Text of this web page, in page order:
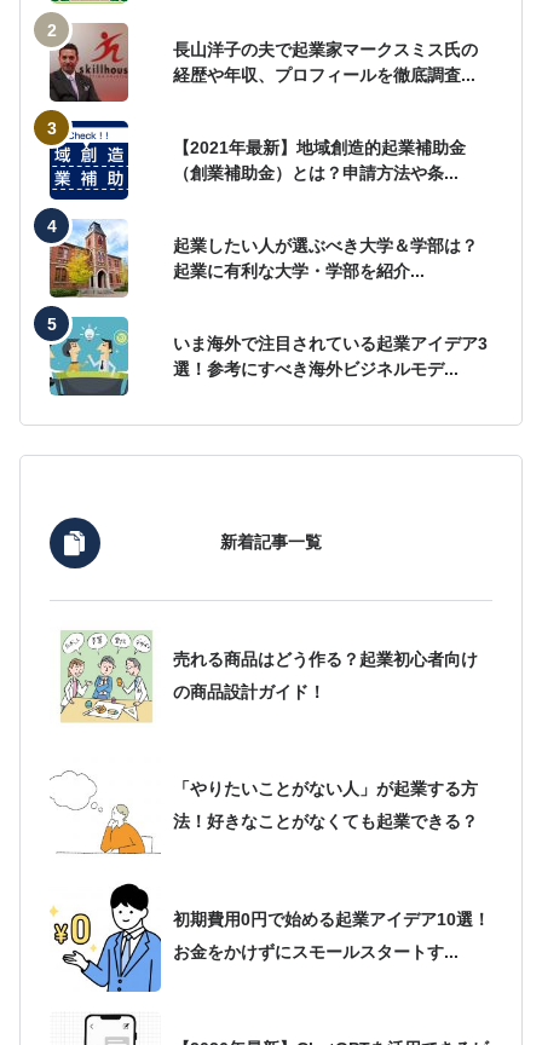
長山洋子の夫で起業家マークスミス氏の
経歴や年収、プロフィールを徹底調査...
【2021年最新】地域創造的起業補助金
（創業補助金）とは？申請方法や条...
起業したい人が選ぶべき大学＆学部は？
起業に有利な大学・学部を紹介...
いま海外で注目されている起業アイデア3
選！参考にすべき海外ビジネルモデ...
新着記事一覧
売れる商品はどう作る？起業初心者向け
の商品設計ガイド！
「やりたいことがない人」が起業する方
法！好きなことがなくても起業できる？
初期費用0円で始める起業アイデア10選！
お金をかけずにスモールスタートす...